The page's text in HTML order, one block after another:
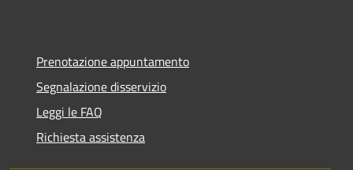
Prenotazione appuntamento
Segnalazione disservizio
Leggi le FAQ
Richiesta assistenza